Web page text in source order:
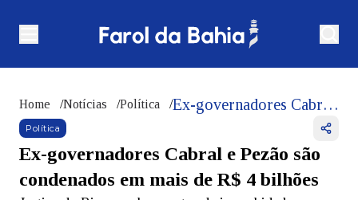
Home /Notícias /Política / Ex-governadores Cabral e Pezão são condenados em mais de R$ 4 bilhões
Política
Ex-governadores Cabral e Pezão são
condenados em mais de R$ 4 bilhões